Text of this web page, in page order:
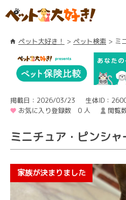
ペット大好き！ ペット検索 ミ
掲載日：2026/03/23
生体ID：
お気に入り登録数 0 人
閲覧
ミニチュア・ピンシ